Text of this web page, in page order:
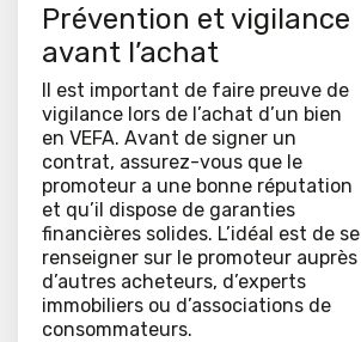
Prévention et vigilance
avant l’achat
Il est important de faire preuve de
vigilance lors de l’achat d’un bien
en VEFA. Avant de signer un
contrat, assurez-vous que le
promoteur a une bonne réputation
et qu’il dispose de garanties
financières solides. L’idéal est de se
renseigner sur le promoteur auprès
d’autres acheteurs, d’experts
immobiliers ou d’associations de
consommateurs.